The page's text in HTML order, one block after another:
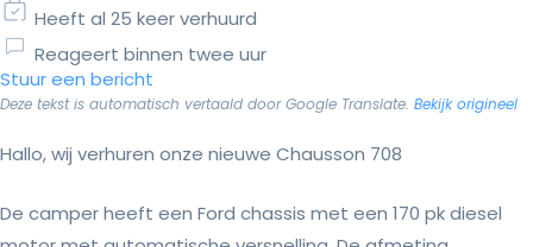
Heeft al 25 keer verhuurd
Reageert binnen twee uur
Stuur een bericht
Deze tekst is automatisch vertaald door Google Translate. Bekijk origineel
Hallo, wij verhuren onze nieuwe Chausson 708
De camper heeft een Ford chassis met een 170 pk diesel